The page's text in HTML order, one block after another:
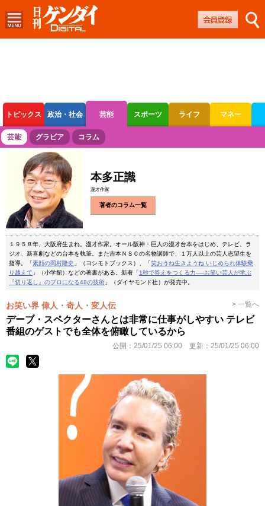
トピックス 政治・社会 芸能 スポーツ ライフ マネー
ボートレース 競輪 オートレース
芸能 グラビア コラム
本多正識
漫才作家
著者のコラム一覧
１９５８年、大阪府生まれ。漫才作家。オール阪神・巨人の漫才台本をはじめ、テレビ、ラ
ジオ、新喜劇などの台本を執筆。また吉本ＮＳＣの名物講師で、１万人以上の芸人志望生を
指導。「素顔の岡村隆史 」（ヨシモトブックス）、「笑おうね生きようね いじめられ体験乗
り越えて 」（小学館）などの著書がある。新著「1秒で答えをつくる力──お笑い芸人が学ぶ
『切り返し』のプロになる48の技術 」（ダイヤモンド社）が発売中。
お笑い界 偉人・奇人・変人伝 > 一覧へ
デーブ・スペクターさんとは非常に仕事がしやすい テレビ
番組のゲストでも全体を俯瞰しているから
公開： 25/01/25 06:00 更新： 25/01/25 06:00